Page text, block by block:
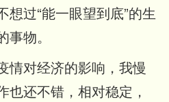
过“能一眼望到底”的生
物。
情对经济的影响，我慢
也还不错，相对稳定，